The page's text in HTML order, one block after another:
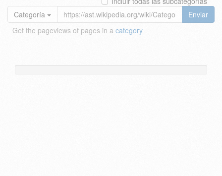
Categoría
Enviar
Get the pageviews of pages in a category